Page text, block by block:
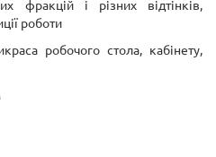
фракцій і різних відтінків,
роботи
робочого стола, кабінету,